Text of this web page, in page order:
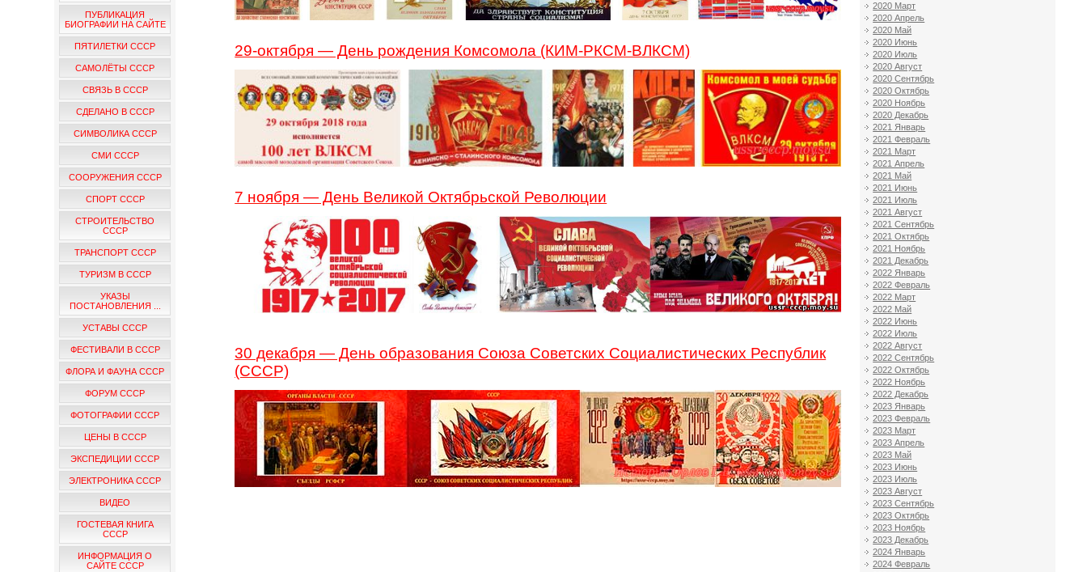
ПУБЛИКАЦИЯ
БИОГРАФИИ НА САЙТЕ
ПЯТИЛЕТКИ СССР
САМОЛЁТЫ СССР
СВЯЗЬ В СССР
СДЕЛАНО В СССР
СИМВОЛИКА СССР
СМИ СССР
СООРУЖЕНИЯ СССР
СПОРТ СССР
СТРОИТЕЛЬСТВО
СССР
ТРАНСПОРТ СССР
ТУРИЗМ В СССР
УКАЗЫ
ПОСТАНОВЛЕНИЯ ...
УСТАВЫ СССР
ФЕСТИВАЛИ В СССР
ФЛОРА И ФАУНА СССР
ФОРУМ СССР
ФОТОГРАФИИ СССР
ЦЕНЫ В СССР
ЭКСПЕДИЦИИ СССР
ЭЛЕКТРОНИКА СССР
ВИДЕО
ГОСТЕВАЯ КНИГА
СССР
ИНФОРМАЦИЯ О
САЙТЕ СССР
29-октября — День рождения Комсомола (КИМ-РКСМ-ВЛКСМ)
7 ноября — День Великой Октябрьской Революции
30 декабря — День образования Союза Советских Социалистических Республик
(СССР)
2020 Март
2020 Апрель
2020 Май
2020 Июнь
2020 Июль
2020 Август
2020 Сентябрь
2020 Октябрь
2020 Ноябрь
2020 Декабрь
2021 Январь
2021 Февраль
2021 Март
2021 Апрель
2021 Май
2021 Июнь
2021 Июль
2021 Август
2021 Сентябрь
2021 Октябрь
2021 Ноябрь
2021 Декабрь
2022 Январь
2022 Февраль
2022 Март
2022 Май
2022 Июнь
2022 Июль
2022 Август
2022 Сентябрь
2022 Октябрь
2022 Ноябрь
2022 Декабрь
2023 Январь
2023 Февраль
2023 Март
2023 Апрель
2023 Май
2023 Июнь
2023 Июль
2023 Август
2023 Сентябрь
2023 Октябрь
2023 Ноябрь
2023 Декабрь
2024 Январь
2024 Февраль